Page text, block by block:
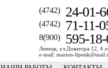
(4742) 24-01-
(4742) 71-11-
8(900) 595-
Липецк, ул.Доватора 12, 4
e-mail: marion-